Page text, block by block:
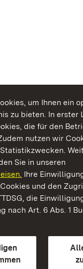
um Ihnen ein
zu bieten. In erster
die für den
nutzen wir
Sie in unseren
Ihre
und den
die
nach Art. 6 Abs. 1
Genießen.
und Gärten
und Gärten
Leichte Sprache
Seiten)